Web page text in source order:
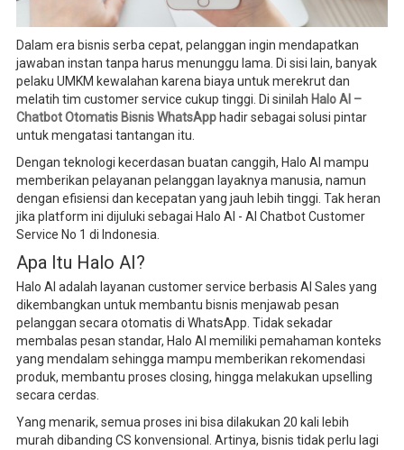
Dalam era bisnis serba cepat, pelanggan ingin mendapatkan
jawaban instan tanpa harus menunggu lama. Di sisi lain, banyak
pelaku UMKM kewalahan karena biaya untuk merekrut dan
melatih tim customer service cukup tinggi. Di sinilah Halo AI –
Chatbot Otomatis Bisnis WhatsApphadir sebagai solusi pintar
untuk mengatasi tantangan itu.
Dengan teknologi kecerdasan buatan canggih, Halo AI mampu
memberikan pelayanan pelanggan layaknya manusia, namun
dengan efisiensi dan kecepatan yang jauh lebih tinggi. Tak heran
jika platform ini dijuluki sebagai Halo AI - AI Chatbot Customer
Service No 1 di Indonesia.
Apa Itu Halo AI?
Halo AI adalah layanan customer service berbasis AI Sales yang
dikembangkan untuk membantu bisnis menjawab pesan
pelanggan secara otomatis di WhatsApp. Tidak sekadar
membalas pesan standar, Halo AI memiliki pemahaman konteks
yang mendalam sehingga mampu memberikan rekomendasi
produk, membantu proses closing, hingga melakukan upselling
secara cerdas.
Yang menarik, semua proses ini bisa dilakukan 20 kali lebih
murah dibanding CS konvensional. Artinya, bisnis tidak perlu lagi